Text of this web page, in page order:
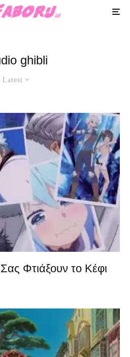
ghibli
Latest
Φτιάξουν το Κέφι